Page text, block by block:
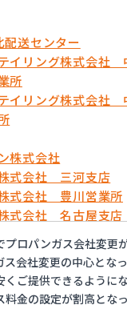
配送センター
イリング株式会社
所
イリング株式会社
株式会社
式会社 三河支店
式会社 豊川営業所
式会社 名古屋支店
式会社 名古屋南営
チカワ
ビス株式会社 安城
ビス株式会社 西三
プロパンガス会社変更
ス会社変更の中心とな
ご提供できるように
料金の設定が割高とな